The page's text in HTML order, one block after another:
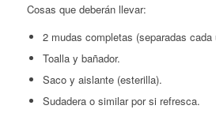
Cosas que deberán llevar:
2 mudas completas (separadas cada
Toalla y bañador.
Saco y aislante (esterilla).
Sudadera o similar por si refresca.